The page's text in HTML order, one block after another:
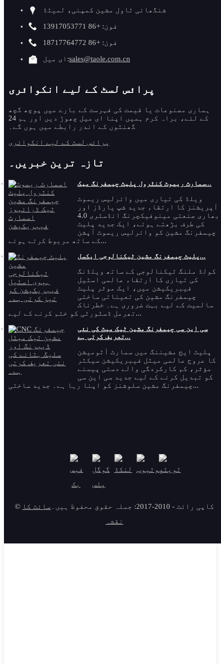
شنگھائی ٹاول مشین کمپنی، لمیٹڈ
فون: +86 13917053771
فون: +86 18717764772
ای میل:sales@taole.com.cn
پرائس لسٹ کے لیے انکوائری
ہماری مصنوعات یا قیمت کی فہرست کے بارے میں پوچھ گچھ
کے لئے، براہ کرم ہمیں اپنا ای میل چھوڑ دیں اور ہم 24
گھنٹوں کے اندر رابطے میں ہوں گے۔
پرائس لسٹ کے لیے انکوائری
تازہ ترین خبریں۔
سمارٹ ریموٹ کنٹرول پلیٹ چیمفرنگ میک...
ویلڈ کی تیاری میں وائرلیس ریموٹ
آپریشنز کا ارتقاء جدید شپ یارڈز اور
بھاری صنعتی مینوفیکچرنگ انڈسٹری 4.0
کی طرف بڑھتے ہوئے، ایک جدید پلیٹ
چیمفرنگ مشین کو وائرلیس ریموٹ آپشن
کے ساتھ مربوط کرتے ہوئے...
پلیٹ چیمفرنگ مشین ٹیکنالوجی ایکسل...
کولڈ ملنگ ٹیکنالوجی کے ساتھ ویلڈنگ
کی تیاری کا ارتقاء عالمی اسٹیل
فیبریکیشن میں، ایک موثر پلیٹ
چیمفرنگ مشین کی تعیناتی ساختی
سالمیت کے لیے بہت ضروری ہے۔ خطرناک
تھرمل ڈسٹورٹی کو ختم کرنے کے لیے...
سی این سی چیمفرنگ مشین ٹیک میٹ کی نئی
تعریف کرتی ہے...
پلیٹ ایج مشیننگ میں سمارٹ آٹومیشن
کا عروج عالمی میٹل فیبریکیشن سیکٹر
مؤثر، کم کارکردگی والے دستی پیسنے
کو تبدیل کرنے کے لیے جدید سی این سی
چیمفرنگ مشین سلوشنز کو اپنا رہا ہے۔ جدید ساختی...
© کاپی رائٹ - 2010-2017: جملہ حقوق محفوظ ہیں۔
سائٹ کا
نقشہ